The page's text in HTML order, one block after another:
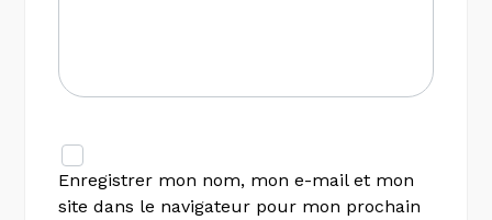
Enregistrer mon nom, mon e-mail et mon
site dans le navigateur pour mon prochain